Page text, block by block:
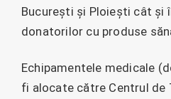
București și Ploiești cât și
donatorilor cu produse
Echipamentele medicale
fi alocate către Centrul de